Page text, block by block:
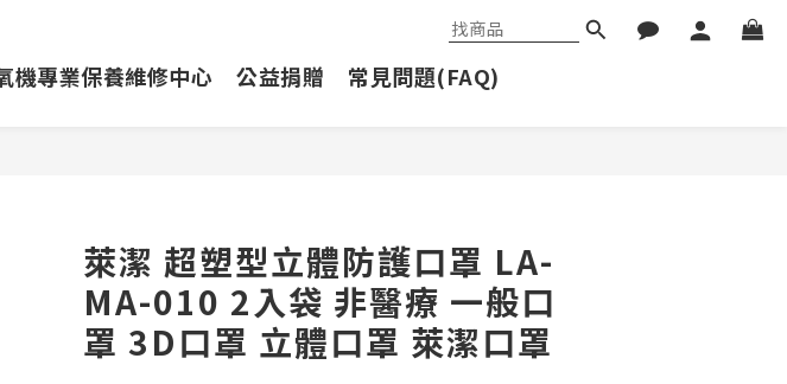
機專業保養維修中心 公益捐贈 常見問題(FAQ)
萊潔 超塑型立體防護口罩 LA-
MA-010 2入袋 非醫療 一般口
罩 3D口罩 立體口罩 萊潔口罩